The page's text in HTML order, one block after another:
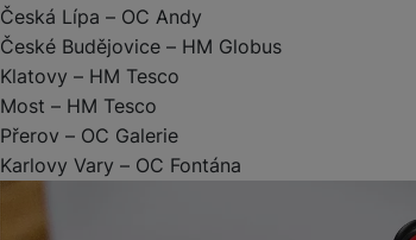
Česká Lípa – OC Andy
České Budějovice – HM Globus
Klatovy – HM Tesco
Most – HM Tesco
Přerov – OC Galerie
Karlovy Vary – OC Fontána